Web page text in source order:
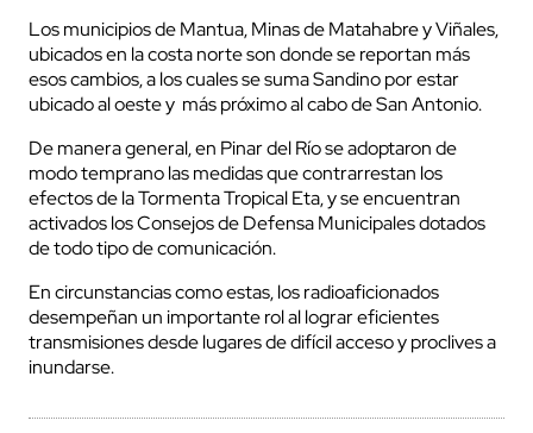
Los municipios de Mantua, Minas de Matahabre y Viñales,
ubicados en la costa norte son donde se reportan más
esos cambios, a los cuales se suma Sandino por estar
ubicado al oeste y más próximo al cabo de San Antonio.
De manera general, en Pinar del Río se adoptaron de
modo temprano las medidas que contrarrestan los
efectos de la Tormenta Tropical Eta, y se encuentran
activados los Consejos de Defensa Municipales dotados
de todo tipo de comunicación.
En circunstancias como estas, los radioaficionados
desempeñan un importante rol al lograr eficientes
transmisiones desde lugares de difícil acceso y proclives a
inundarse.